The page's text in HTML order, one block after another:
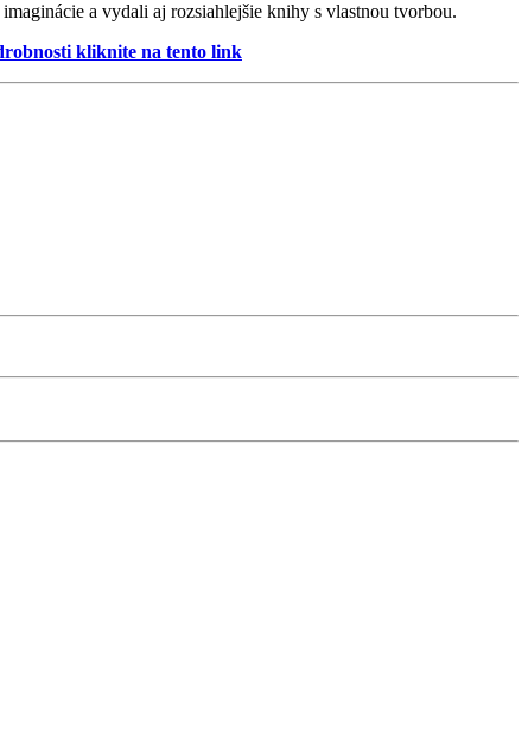
a vydali aj rozsiahlejšie knihy s vlastnou tvorbou.
kliknite na tento link